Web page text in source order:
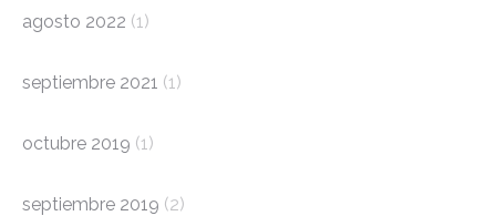
agosto 2022 (1)
septiembre 2021 (1)
octubre 2019 (1)
septiembre 2019 (2)